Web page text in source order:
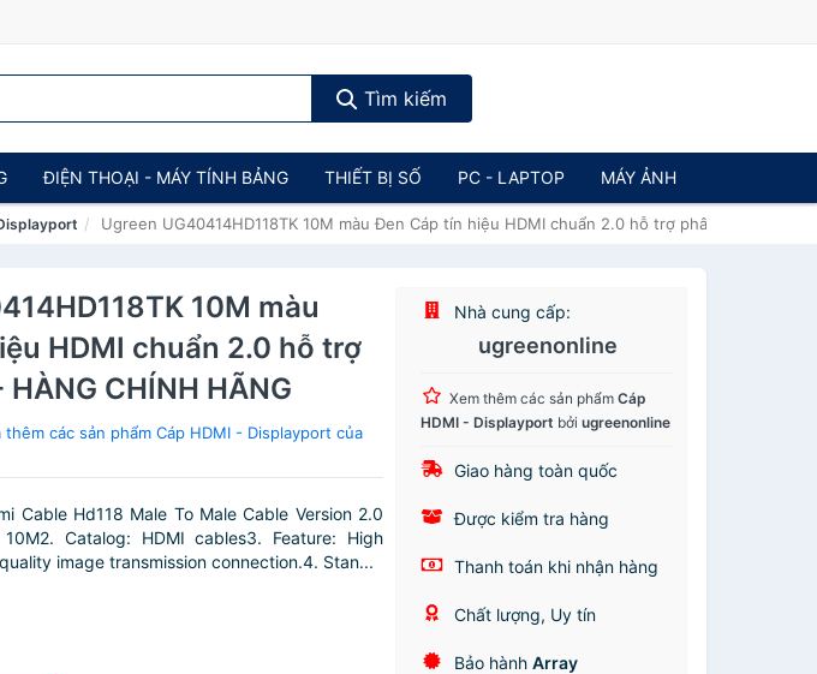
Tìm kiếm
ĐIỆN THOẠI - MÁY TÍNH BẢNG THIẾT BỊ SỐ PC - LAPTOP MÁY ẢNH
Ugreen UG40414HD118TK 10M màu Đen Cáp tín hiệu HDMI chuẩn 2.0 hỗ trợ phân giải 4K -
10M màu
HDMI chuẩn 2.0 hỗ trợ
CHÍNH HÃNG
thêm các sản phẩm Cáp HDMI - Displayport của
Cable Hd118 Male To Male Cable Version 2.0
Catalog: HDMI cables3. Feature: High
image transmission connection.4. Stan...
Nhà cung cấp:
ugreenonline
Xem thêm các sản phẩmCáp
HDMI - Displayport bởiugreenonline
Giao hàng toàn quốc
Được kiểm tra hàng
Thanh toán khi nhận hàng
Chất lượng, Uy tín
Bảo hànhArray